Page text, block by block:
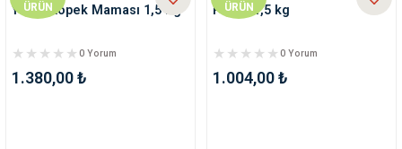
ÜRÜN
Yavru Köpek Maması 1,5 Kg
0 Yorum
1.380,00 ₺
ÜRÜN
Puppy 1,5 kg
0 Yorum
1.004,00 ₺